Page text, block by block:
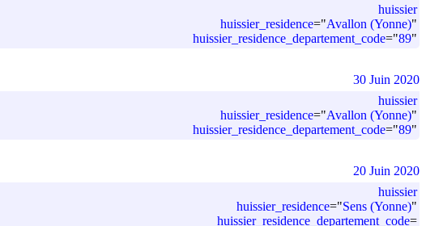
huissier
huissier_residence="Avallon (Yonne)"
huissier_residence_departement_code="89"
huissier
huissier_residence="Avallon (Yonne)"
huissier_residence_departement_code="89"
30 Juin 2020
huissier
huissier_residence="Sens (Yonne)"
huissier_residence_departement_code=
20 Juin 2020